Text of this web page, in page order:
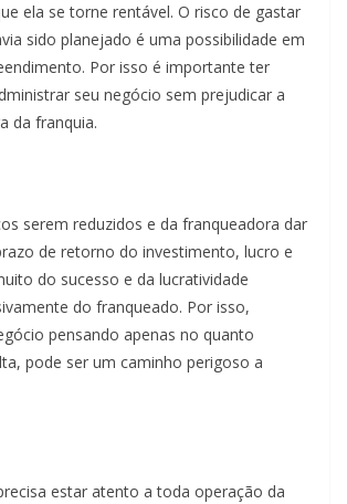
ela se torne rentável. O risco de gastar
sido planejado é uma possibilidade em
Por isso é importante ter
seu negócio sem prejudicar a
da franquia.
serem reduzidos e da franqueadora dar
de retorno do investimento, lucro e
do sucesso e da lucratividade
do franqueado. Por isso,
pensando apenas no quanto
pode ser um caminho perigoso a
estar atento a toda operação da